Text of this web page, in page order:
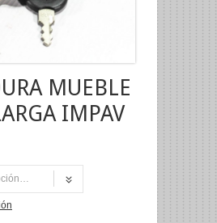
MUEBLE
IMPAV